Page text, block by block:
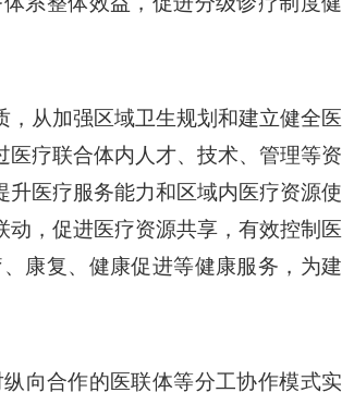
从加强区域卫生规划和建立健全医
疗联合体内人才、技术、管理等资
医疗服务能力和区域内医疗资源使
，促进医疗资源共享，有效控制医
康复、健康促进等健康服务，为建
向合作的医联体等分工协作模式实